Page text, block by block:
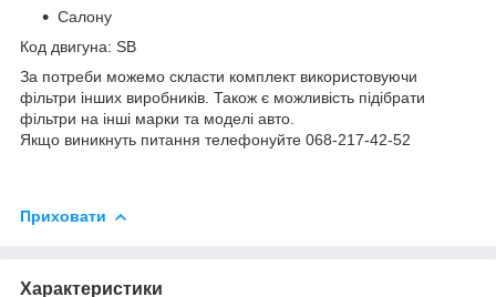
Салону
Код двигуна: SB
За потреби можемо скласти комплект використовуючи
фільтри інших виробників. Також є можливість підібрати
фільтри на інші марки та моделі авто.
Якщо виникнуть питання телефонуйте 068-217-42-52
Приховати
Характеристики